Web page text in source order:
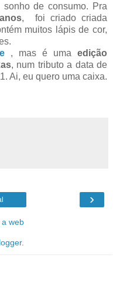
de consumo. Pra
, foi criado criada
muitos lápis de cor,
, mas é umaedição
, num tributo a data de
Ai, eu quero uma caixa.
›
web
.